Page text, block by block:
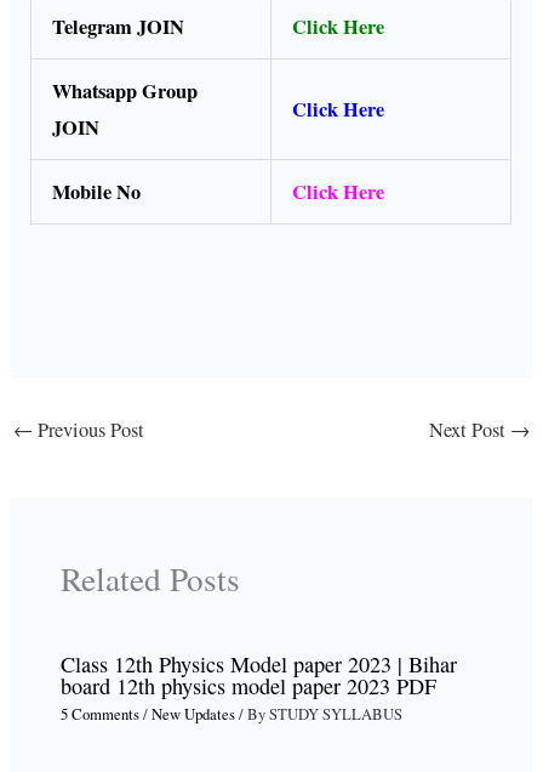
Telegram JOIN Click Here
Whatsapp Group
JOIN
Click Here
Mobile No Click Here
← Previous Post Next Post →
Related Posts
Class 12th Physics Model paper 2023 | Bihar
board 12th physics model paper 2023 PDF
5 Comments/New Updates/ BySTUDY SYLLABUS